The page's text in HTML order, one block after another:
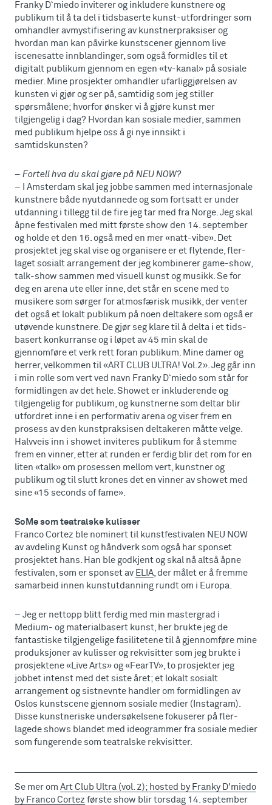
Franky D`miedo inviterer og inkludere kunstnere og
publikum til å ta del i tidsbaserte kunst-utfordringer som
omhandler avmystifisering av kunstnerpraksiser og
hvordan man kan påvirke kunstscener gjennom live
iscenesatte innblandinger, som også formidles til et
digitalt publikum gjennom en egen «tv-kanal» på sosiale
medier. Mine prosjekter omhandler ufarliggjørelsen av
kunsten vi gjør og ser på, samtidig som jeg stiller
spørsmålene; hvorfor ønsker vi å gjøre kunst mer
tilgjengelig i dag? Hvordan kan sosiale medier, sammen
med publikum hjelpe oss å gi nye innsikt i
samtidskunsten?
– Fortell hva du skal gjøre på NEU NOW?
– I Amsterdam skal jeg jobbe sammen med internasjonale
kunstnere både nyutdannede og som fortsatt er under
utdanning i tillegg til de fire jeg tar med fra Norge. Jeg skal
åpne festivalen med mitt første show den 14. september
og holde et den 16. også med en mer «natt-vibe». Det
prosjektet jeg skal vise og organisere er et flytende, fler-
laget sosialt arrangement der jeg kombinerer game-show,
talk-show sammen med visuell kunst og musikk. Se for
deg en arena ute eller inne, det står en scene med to
musikere som sørger for atmosfærisk musikk, der venter
det også et lokalt publikum på noen deltakere som også er
utøvende kunstnere. De gjør seg klare til å delta i et tids-
basert konkurranse og i løpet av 45 min skal de
gjennomføre et verk rett foran publikum. Mine damer og
herrer, velkommen til «ART CLUB ULTRA! Vol.2». Jeg går inn
i min rolle som vert ved navn Franky D`miedo som står for
formidlingen av det hele. Showet er inkluderende og
tilgjengelig for publikum, og kunstnerne som deltar blir
utfordret inne i en performativ arena og viser frem en
prosess av den kunstpraksisen deltakeren måtte velge.
Halvveis inn i showet inviteres publikum for å stemme
frem en vinner, etter at runden er ferdig blir det rom for en
liten «talk» om prosessen mellom vert, kunstner og
publikum og til slutt krones det en vinner av showet med
sine «15 seconds of fame».
SoMe som teatralske kulisser
Franco Cortez ble nominert til kunstfestivalen NEU NOW
av avdeling Kunst og håndverk som også har sponset
prosjektet hans. Han ble godkjent og skal nå altså åpne
festivalen, som er sponset av ELIA, der målet er å fremme
samarbeid innen kunstutdanning rundt om i Europa.
– Jeg er nettopp blitt ferdig med min mastergrad i
Medium- og materialbasert kunst, her brukte jeg de
fantastiske tilgjengelige fasilitetene til å gjennomføre mine
produksjoner av kulisser og rekvisitter som jeg brukte i
prosjektene «Live Arts» og «FearTV», to prosjekter jeg
jobbet intenst med det siste året; et lokalt sosialt
arrangement og sistnevnte handler om formidlingen av
Oslos kunstscene gjennom sosiale medier (Instagram).
Disse kunstneriske undersøkelsene fokuserer på fler-
lagede shows blandet med ideogrammer fra sosiale medier
som fungerende som teatralske rekvisitter.
Se mer om Art Club Ultra (vol. 2); hosted by Franky D'miedo
by Franco Cortez første show blir torsdag 14. september